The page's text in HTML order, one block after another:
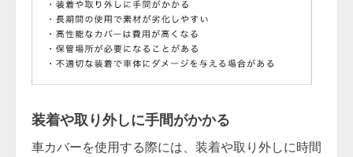
装着や取り外しに手間がかかる
車カバーを使用する際には、装着や取り外しに時間